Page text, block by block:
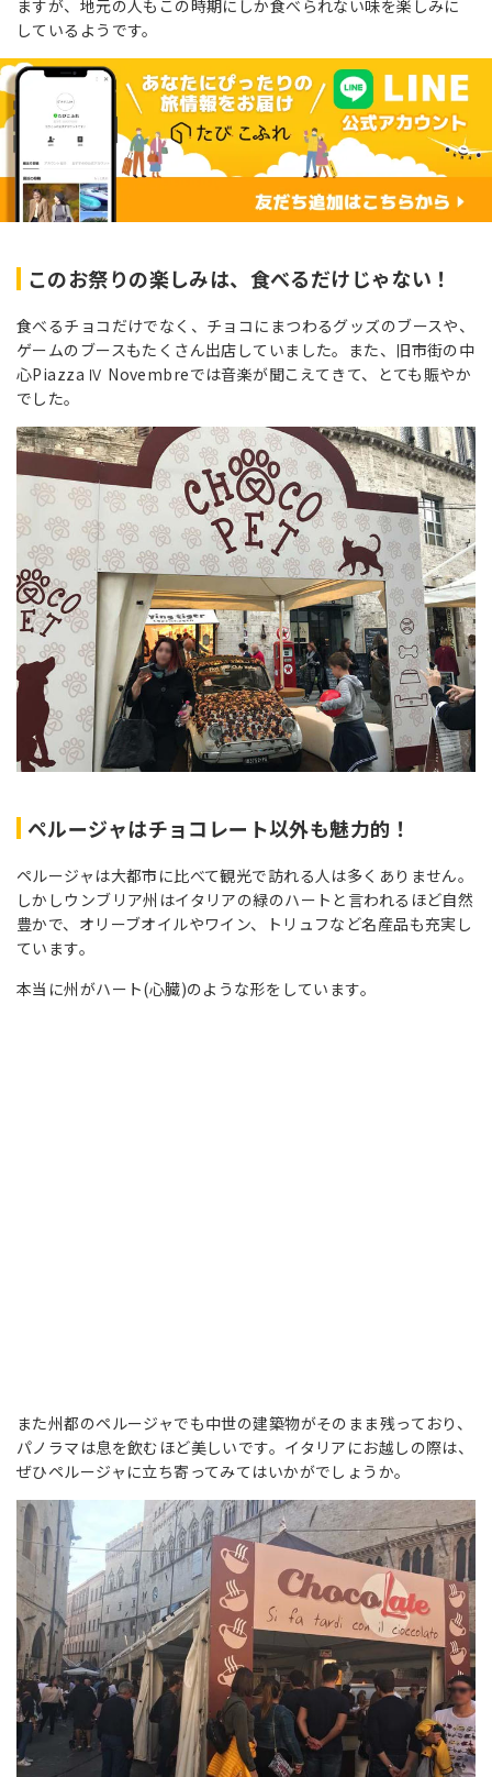
ますが、地元の人もこの時期にしか食べられない味を楽しみに
しているようです。
このお祭りの楽しみは、食べるだけじゃない！
食べるチョコだけでなく、チョコにまつわるグッズのブースや、
ゲームのブースもたくさん出店していました。また、旧市街の中
心Piazza Ⅳ Novembreでは音楽が聞こえてきて、とても賑やか
でした。
ペルージャはチョコレート以外も魅力的！
ペルージャは大都市に比べて観光で訪れる人は多くありません。
しかしウンブリア州はイタリアの緑のハートと言われるほど自然
豊かで、オリーブオイルやワイン、トリュフなど名産品も充実し
ています。
本当に州がハート(心臓)のような形をしています。
また州都のペルージャでも中世の建築物がそのまま残っており、
パノラマは息を飲むほど美しいです。イタリアにお越しの際は、
ぜひペルージャに立ち寄ってみてはいかがでしょうか。